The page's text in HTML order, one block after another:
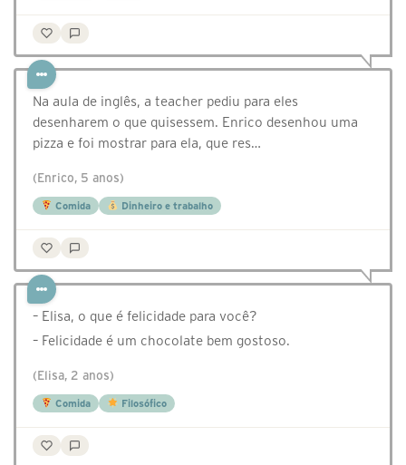
Na aula de inglês, a teacher pediu para eles
desenharem o que quisessem. Enrico desenhou uma
pizza e foi mostrar para ela, que res…
(Enrico, 5 anos)
Comida Dinheiro e trabalho
– Elisa, o que é felicidade para você?
– Felicidade é um chocolate bem gostoso.
(Elisa, 2 anos)
Comida Filosófico